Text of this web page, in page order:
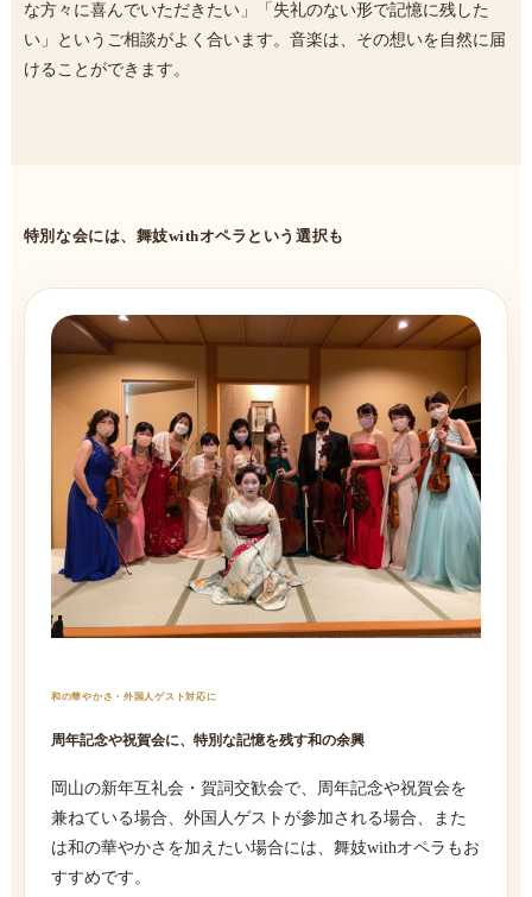
な方々に喜んでいただきたい」「失礼のない形で記憶に残した
い」というご相談がよく合います。音楽は、その想いを自然に届
けることができます。
特別な会には、舞妓withオペラという選択も
和の華やかさ・外国人ゲスト対応に
周年記念や祝賀会に、特別な記憶を残す和の余興
岡山の新年互礼会・賀詞交歓会で、周年記念や祝賀会を
兼ねている場合、外国人ゲストが参加される場合、また
は和の華やかさを加えたい場合には、舞妓withオペラもお
すすめです。